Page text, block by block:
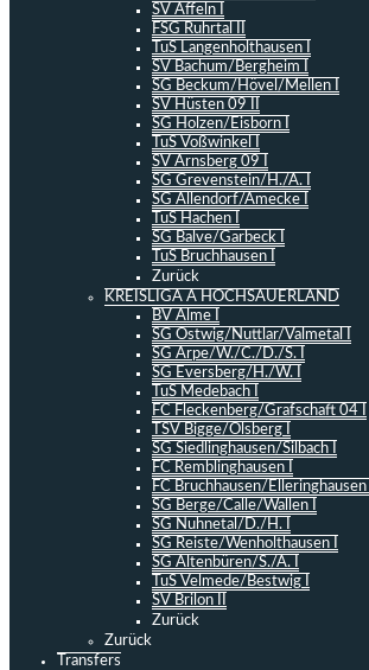
SV Affeln I
FSG Ruhrtal II
TuS Langenholthausen I
SV Bachum/Bergheim I
SG Beckum/Hövel/Mellen I
SV Hüsten 09 II
SG Holzen/Eisborn I
TuS Voßwinkel I
SV Arnsberg 09 I
SG Grevenstein/H./A. I
SG Allendorf/Amecke I
TuS Hachen I
SG Balve/Garbeck I
TuS Bruchhausen I
Zurück
KREISLIGA A HOCHSAUERLAND
BV Alme I
SG Ostwig/Nuttlar/Valmetal I
SG Arpe/W./C./D./S. I
SG Eversberg/H./W. I
TuS Medebach I
FC Fleckenberg/Grafschaft 04 I
TSV Bigge/Olsberg I
SG Siedlinghausen/Silbach I
FC Remblinghausen I
FC Bruchhausen/Elleringhausen I
SG Berge/Calle/Wallen I
SG Nuhnetal/D./H. I
SG Reiste/Wenholthausen I
SG Altenbüren/S./A. I
TuS Velmede/Bestwig I
SV Brilon II
Zurück
Zurück
Transfers